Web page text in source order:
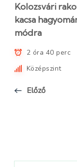
Kolozsvári
kacsa
módra
2 óra 40 perc
Középszint
Előző